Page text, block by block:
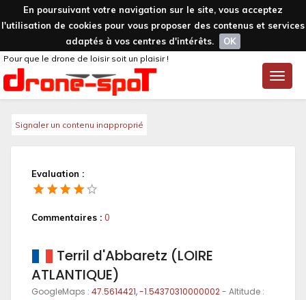
En poursuivant votre navigation sur le site, vous acceptez
l'utilisation de cookies pour vous proposer des contenus et services
adaptés à vos centres d'intérêts.
OK
Toggle
Pour que le drone de loisir soit un plaisir !
Signaler un contenu inapproprié
Evaluation :
Commentaires : 0
Terril d'Abbaretz (LOIRE
ATLANTIQUE)
GoogleMaps : 47.5614421, -1.54370310000002- Altitude :